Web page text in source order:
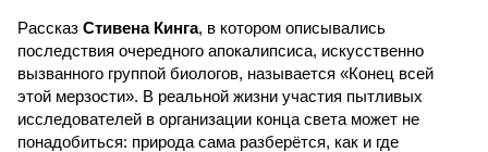
Рассказ Стивена Кинга, в котором описывались
последствия очередного апокалипсиса, искусственно
вызванного группой биологов, называется «Конец всей
этой мерзости». В реальной жизни участия пытливых
исследователей в организации конца света может не
понадобиться: природа сама разберётся, как и где